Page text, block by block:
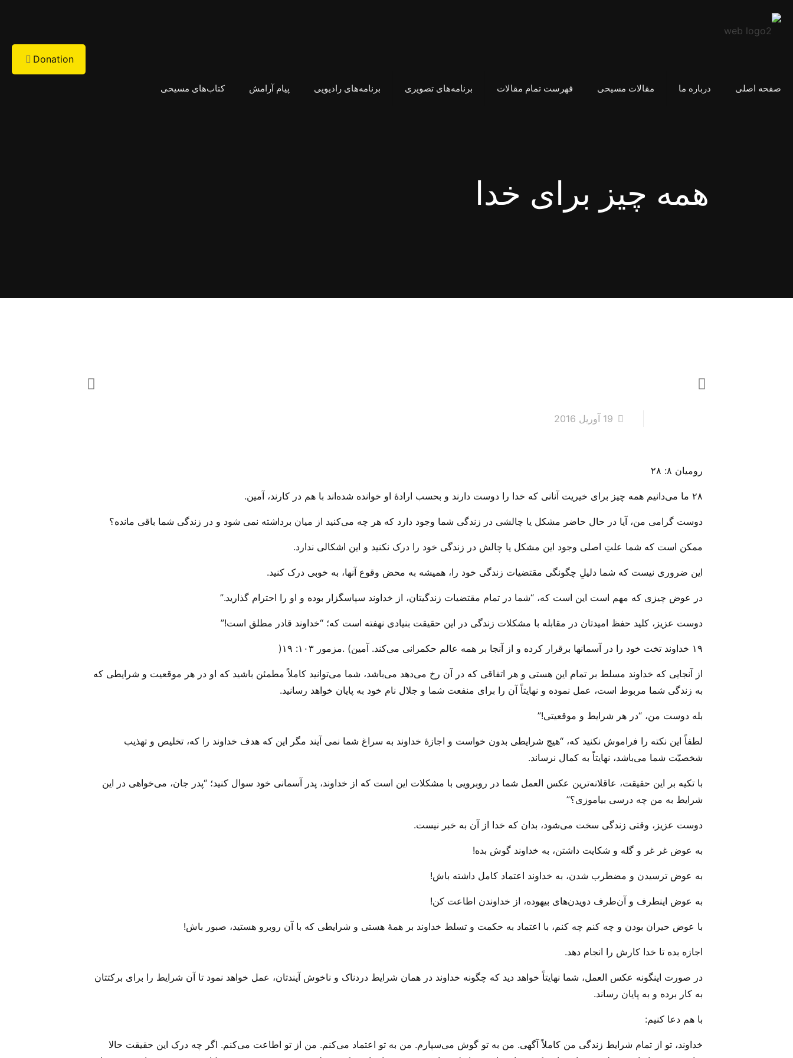
صفحه اصلی درباره ما مقالات مسیحی فهرست تمام مقالات برنامه‌های تصویری برنامه‌های رادیویی پیام آرامش کتاب‌های مسیحی
Donation
همه چیز برای خدا
19 آوریل 2016
رومیان ۸: ۲۸
۲۸ ما می‌دانیم همه چیز برای خیریت آنانی که خدا را دوست دارند و بحسب ارادۀ او خوانده شده‌اند با هم در کارند، آمین.
دوست گرامی من، آیا در حال حاضر مشکل یا چالشی در زندگی شما وجود دارد که هر چه می‌‌کنید از میان برداشته نمی شود و در زندگی شما باقی مانده؟
ممکن است که شما علتِ اصلی وجود این مشکل یا چالش در زندگی خود را درک نکنید و این اشکالی ندارد.
این ضروری نیست که شما دلیلِ چگونگی مقتضیات زندگی خود را، همیشه به محض وقوع آنها، به خوبی درک کنید.
در عوض ‌چیزی که مهم است این است که، “شما در تمام مقتضیات زندگیتان، از خداوند سپاسگزار بوده و او را احترام گذارید.”
دوست عزیز، کلید حفظ امیدتان در مقابله با مشکلات زندگی در این حقیقت بنیادی نهفته است که؛ “خداوند قادر مطلق است!”
۱۹ خداوند تخت خود را در آسمانها برقرار کرده و از آنجا بر همه عالم حکمرانی می‌کند. آمین) .مزمور ۱۰۳: ۱۹(
از آنجایی که خداوند مسلط بر تمام این هستی‌ و هر اتفاقی که در آن رخ می‌‌دهد می‌‌باشد، شما می‌‌توانید کاملاً مطمئن باشید که او در هر موقعیت و شرایطی که
به زندگی شما مربوط است، عمل نموده و نهایتاً آن را برای منفعت شما و جلال نام خود به پایان خواهد رسانید.
بله دوست من، “در هر شرایط و موقعیتی!”
لطفاً این نکته را فراموش نکنید که، “هیچ شرایطی بدون خواست و اجازهٔ خداوند به سراغ شما نمی آیند مگر این که هدف خداوند را که، تخلیص و تهذیب
شخصیّت شما می‌‌باشد، نهایتاً به کمال نرساند.
با تکیه بر این حقیقت، عاقلانه‌ترین عکس العمل شما در روبرویی با مشکلات این است که از خداوند، پدر آسمانی خود سوال کنید؛ “پدر جان، می‌‌خواهی در این
شرایط به من چه درسی بیاموزی؟”
دوست عزیز، وقتی زندگی سخت می‌‌شود، بدان که خدا از آن به خبر نیست.
به عوض غر غر و گله و شکایت داشتن، به خداوند گوش بده!
به عوض ترسیدن و مضطرب شدن، به خداوند اعتماد کامل داشته باش!
به عوض اینطرف و آن‌طرف دویدن‌های بیهوده، از خداوندن اطاعت کن!
با عوض حیران بودن و چه کنم چه کنم، با اعتماد به حکمت و تسلط خداوند بر همهٔ هستی‌ و شرایطی که با آن‌ روبرو هستید، صبور باش!
اجازه بده تا خدا کارش را انجام دهد.
در صورت اینگونه عکس العمل، شما نهایتاً خواهد دید که چگونه خداوند در همان شرایط دردناک و ناخوش آیندتان، عمل خواهد نمود تا آن شرایط را برای برکتتان
به کار برده و به پایان رساند.
با هم دعا‌ کنیم:
خداوند، تو از تمام شرایط زندگی من کاملاً آگهی. من به تو گوش می‌‌سپارم. من به تو اعتماد می‌‌کنم. من از تو اطاعت می‌‌کنم. اگر چه درک این حقیقت حالا